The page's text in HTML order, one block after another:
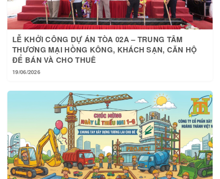
LỄ KHỞI CÔNG DỰ ÁN TÒA 02A – TRUNG TÂM
THƯƠNG MẠI HỒNG KÔNG, KHÁCH SẠN, CĂN HỘ
ĐỂ BÁN VÀ CHO THUÊ
19/06/2026